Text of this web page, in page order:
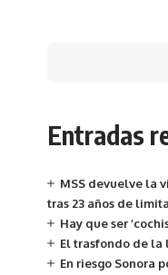
Entradas
MSS devuelve la
tras 23 años de
Hay que ser
El trasfondo de la
En riesgo Sonora